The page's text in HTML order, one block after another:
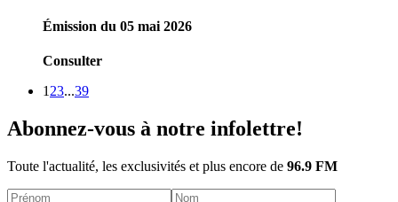
Émission du 05 mai 2026
Consulter
1 23...39
Abonnez-vous à notre infolettre!
Toute l'actualité, les exclusivités et plus encore de 96.9 FM